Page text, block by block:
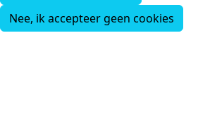
Nee, ik accepteer geen cookies